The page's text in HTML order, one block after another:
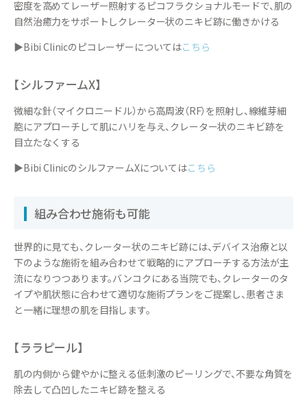
密度を高めてレーザー照射するピコフラクショナルモードで、肌の
自然治癒力をサポートしクレーター状のニキビ跡に働きかける
▶Bibi Clinicのピコレーザーについてはこちら
【シルファームX】
微細な針（マイクロニードル）から高周波（RF）を照射し、線維芽細
胞にアプローチして肌にハリを与え、クレーター状のニキビ跡を
目立たなくする
▶Bibi ClinicのシルファームXについてはこちら
組み合わせ施術も可能
世界的に見ても、クレーター状のニキビ跡には、デバイス治療と以
下のような施術を組み合わせて戦略的にアプローチする方法が主
流になりつつあります。バンコクにある当院でも、クレーターのタ
イプや肌状態に合わせて適切な施術プランをご提案し、患者さま
と一緒に理想の肌を目指します。
【ララピール】
肌の内側から健やかに整える低刺激のピーリングで、不要な角質を
除去して凸凹したニキビ跡を整える